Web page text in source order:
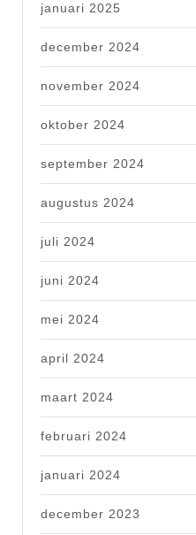
januari 2025
december 2024
november 2024
oktober 2024
september 2024
augustus 2024
juli 2024
juni 2024
mei 2024
april 2024
maart 2024
februari 2024
januari 2024
december 2023